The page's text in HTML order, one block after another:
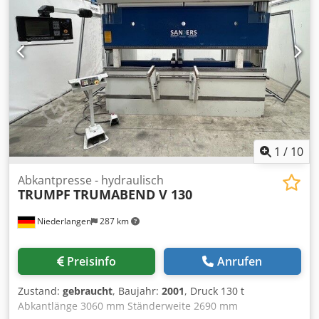
Wartungshandbuch geliefert und ist CE-konform. Nutzen
Sie die Gelegenheit, diese hydraulische Presse SCHIAVI
HFB 220-40 von AMADA zu kaufen. Kontaktieren Sie uns für
weitere Details. • Kapazität: 220 Tonnen • Achsen: 10-
Achsen (Y1, Y2, X1, X2, R1, R2, Z1, Z2, Z3, Z4) • Bombierung:
Automatisch, Schiavi-patentiert • CNC: Aufgabe 84 •
Sicherheit: Seitliche und hintere Schutzvorrichtungen;
Fotozellen; CE-konform • Zustand: Überholt •
Dokumentation: Gebrauchs- und Wartungshandbuch
Technical Specification Dodpfx Asyitfdjfuokr Bending 1 / 10
Niederlangen 287 km
Abkantpresse - hydraulisch
TRUMPF TRUMABEND V 130
Preisinfo Anrufen
Zustand: gebraucht, Baujahr: 2001, Druck 130 t
Abkantlänge 3060 mm Ständerweite 2690 mm